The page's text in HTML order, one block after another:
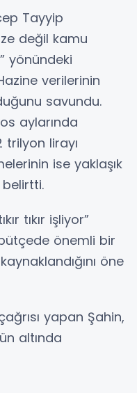
Tayyip
değil kamu
yönündeki
verilerinin
savundu.
aylarında
lirayı
ise yaklaşık
belirtti.
tıkır işliyor”
önemli bir
öne
yapan Şahin,
altında